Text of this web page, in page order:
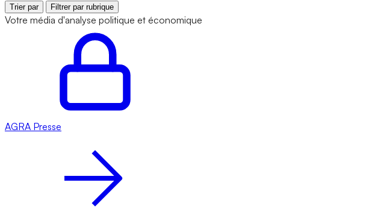
Trier par Filtrer par rubrique
Votre média d'analyse politique et économique
AGRA Presse